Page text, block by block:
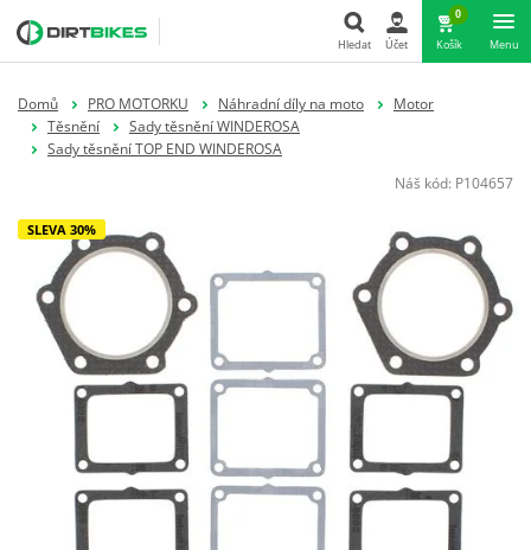
Hledat Účet
0
Košík Menu
Domů PRO MOTORKU Náhradní díly na moto
Motor
Těsnění
Sady těsnění WINDEROSA
Sady těsnění TOP END WINDEROSA
Náš kód: P104657
SLEVA 30%